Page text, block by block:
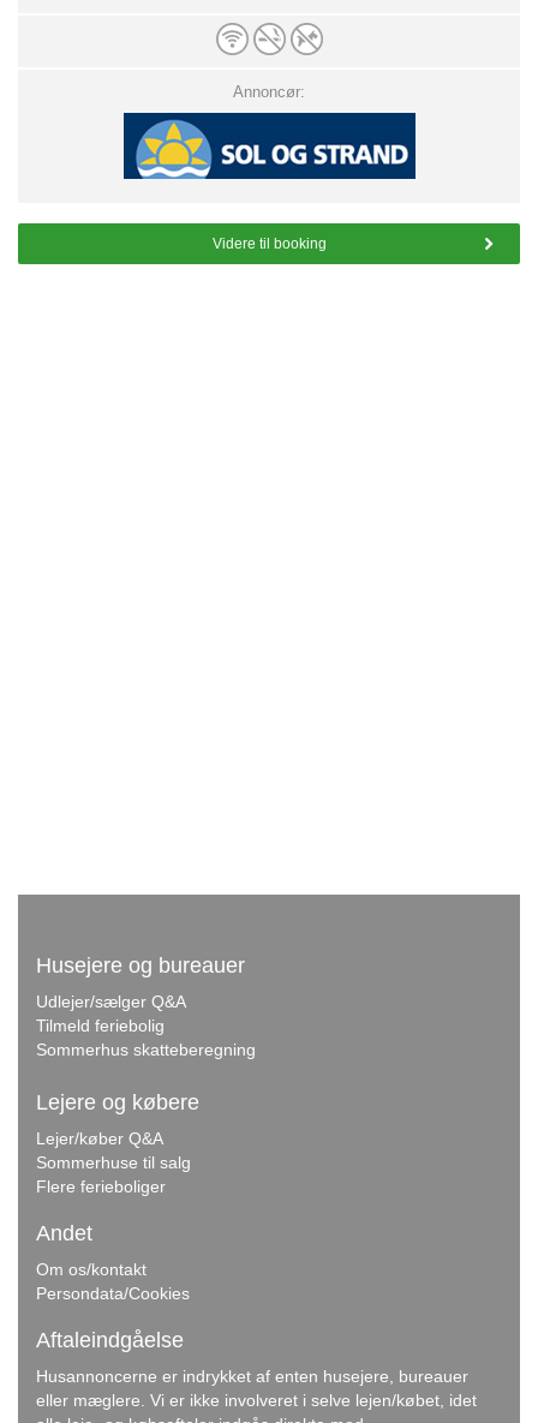
Annoncør:
Videre til booking
Husejere og bureauer
Udlejer/sælger Q&A
Tilmeld feriebolig
Sommerhus skatteberegning
Lejere og købere
Lejer/køber Q&A
Sommerhuse til salg
Flere ferieboliger
Andet
Om os/kontakt
Persondata/Cookies
Aftaleindgåelse
Husannoncerne er indrykket af enten husejere, bureauer
eller mæglere. Vi er ikke involveret i selve lejen/købet, idet